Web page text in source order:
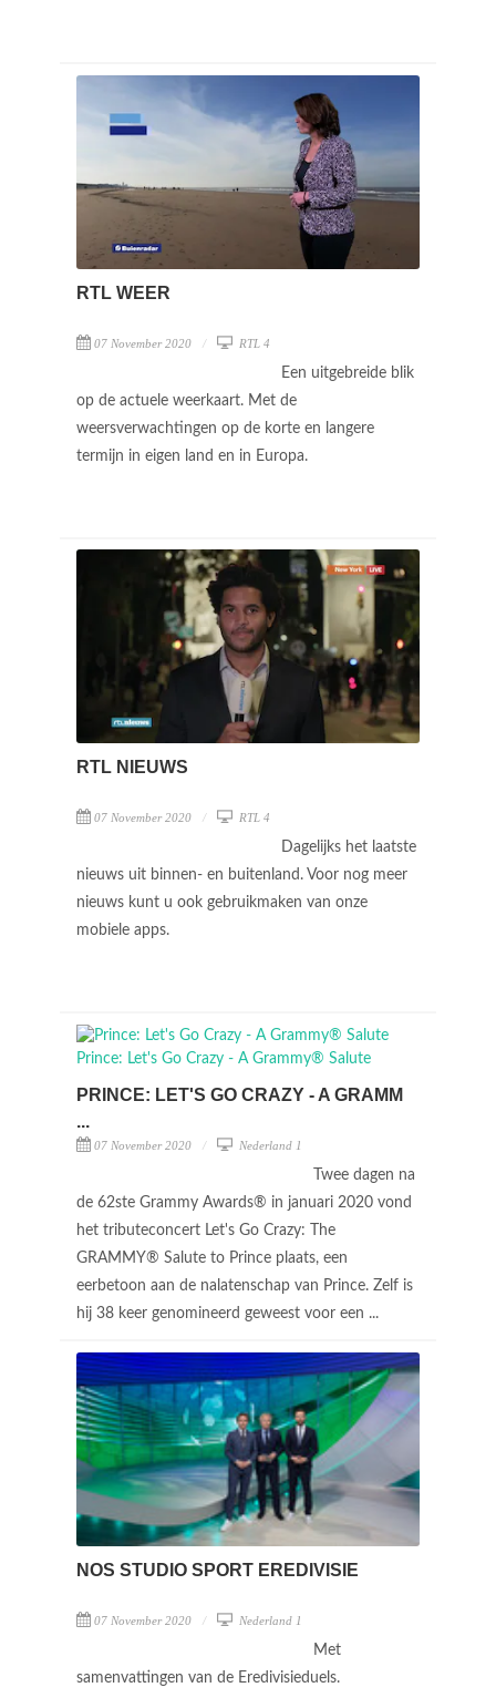
RTL WEER
07 November 2020 RTL 4
Een uitgebreide blik
op de actuele weerkaart. Met de
weersverwachtingen op de korte en langere
termijn in eigen land en in Europa.
RTL NIEUWS
07 November 2020 RTL 4
Dagelijks het laatste
nieuws uit binnen- en buitenland. Voor nog meer
nieuws kunt u ook gebruikmaken van onze
mobiele apps.
PRINCE: LET'S GO CRAZY - A GRAMM
...
07 November 2020 Nederland 1
Twee dagen na
de 62ste Grammy Awards® in januari 2020 vond
het tributeconcert Let's Go Crazy: The
GRAMMY® Salute to Prince plaats, een
eerbetoon aan de nalatenschap van Prince. Zelf is
hij 38 keer genomineerd geweest voor een ...
NOS STUDIO SPORT EREDIVISIE
07 November 2020 Nederland 1
Met
samenvattingen van de Eredivisieduels.